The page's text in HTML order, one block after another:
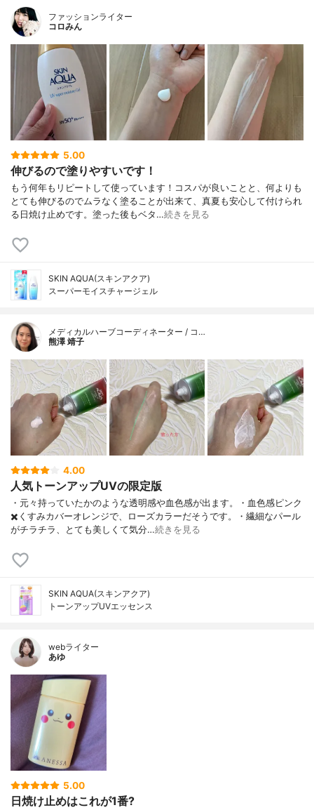
ファッションライター
コロみん
5.00
伸びるので塗りやすいです！
もう何年もリピートして使っています！コスパが良いことと、何よりも
とても伸びるのでムラなく塗ることが出来て、真夏も安心して付けられ
る日焼け止めです。塗った後もベタ…続きを見る
SKIN AQUA(スキンアクア)
スーパーモイスチャージェル
メディカルハーブコーディネーター / コ…
熊澤 靖子
4.00
人気トーンアップUVの限定版
・元々持っていたかのような透明感や血色感が出ます。・血色感ピンク
✖️くすみカバーオレンジで、ローズカラーだそうです。・繊細なパール
がチラチラ、とても美しくて気分…続きを見る
SKIN AQUA(スキンアクア)
トーンアップUVエッセンス
webライター
あゆ
5.00
日焼け止めはこれが1番?